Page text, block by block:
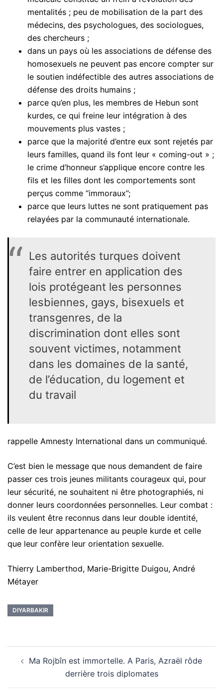
mentalités ; peu de mobilisation de la part des
médecins, des psychologues, des sociologues,
des chercheurs ;
dans un pays où les associations de défense des
homosexuels ne peuvent pas encore compter sur
le soutien indéfectible des autres associations de
défense des droits humains ;
parce qu’en plus, les membres de Hebun sont
kurdes, ce qui freine leur intégration à des
mouvements plus vastes ;
parce que la majorité d’entre eux sont rejetés par
leurs familles, quand ils font leur « coming-out » ;
le crime d’honneur s’applique encore contre les
fils et les filles dont les comportements sont
perçus comme “immoraux”;
parce que leurs luttes ne sont pratiquement pas
relayées par la communauté internationale.
Les autorités turques doivent
faire entrer en application des
lois protégeant les personnes
lesbiennes, gays, bisexuels et
transgenres, de la
discrimination dont elles sont
souvent victimes, notamment
dans les domaines de la santé,
de l’éducation, du logement et
du travail
rappelle Amnesty International dans un communiqué.
C’est bien le message que nous demandent de faire
passer ces trois jeunes militants courageux qui, pour
leur sécurité, ne souhaitent ni être photographiés, ni
donner leurs coordonnées personnelles. Leur combat :
ils veulent être reconnus dans leur double identité,
celle de leur appartenance au peuple kurde et celle
que leur confère leur orientation sexuelle.
Thierry Lamberthod, Marie-Brigitte Duigou, André
Métayer
DIYARBAKIR
d’article
Ma Rojbîn est immortelle. A Paris, Azraël rôde
derrière trois diplomates